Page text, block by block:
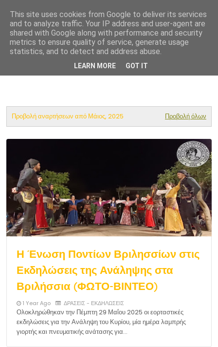
Ένωση Ποντίων Βριλησσίων
Προβολή αναρτήσεων από Μάιος, 2025 Προβολή όλων
Η Ένωση Ποντίων Βριλησσίων στις
Εκδηλώσεις της Ανάληψης στα
Βριλήσσια (ΦΩΤΟ-ΒΙΝΤΕΟ)
1 Year Ago ΔΡΑΣΕΙΣ - ΕΚΔΗΛΩΣΕΙΣ
Ολοκληρώθηκαν την Πέμπτη 29 Μαΐου 2025 οι εορταστικές
εκδηλώσεις για την Ανάληψη του Κυρίου, μία ημέρα λαμπρής
γιορτής και πνευματικής ανάτασης για…
This site uses cookies from Google to deliver its services
and to analyze traffic. Your IP address and user-agent are
shared with Google along with performance and security
metrics to ensure quality of service, generate usage
statistics, and to detect and address abuse.
LEARN MORE GOT IT